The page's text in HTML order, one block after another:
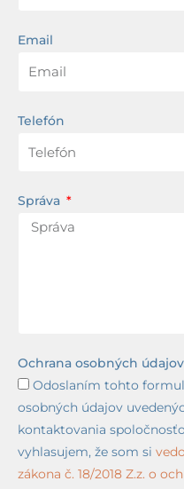
Email
Telefón
Správa
Ochrana osobných údajov
Odoslaním tohto
osobných údajov
kontaktovania
vyhlasujem, že som si
zákona č. 18/2018 Z.z. o